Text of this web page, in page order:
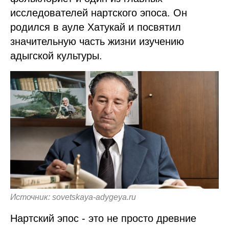
исследователей нартского эпоса. Он
родился в ауле Хатукай и посвятил
значительную часть жизни изучению
адыгской культуры.
Источник: sovetskaya-adygeya.ru
Нартский эпос - это не просто древние